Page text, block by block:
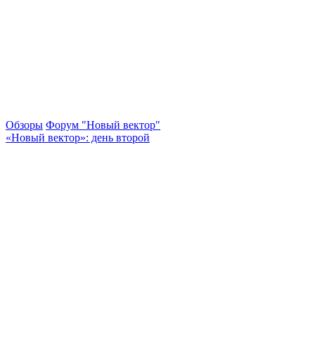
Обзоры Форум "Новый вектор"
«Новый вектор»: день второй